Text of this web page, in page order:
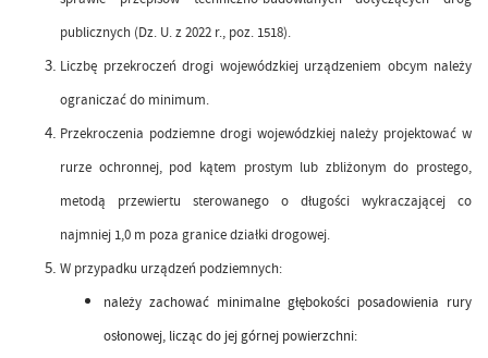
publicznych (Dz. U. z 2022 r., poz. 1518).
Liczbę przekroczeń drogi wojewódzkiej urządzeniem obcym należy
ograniczać do minimum.
Przekroczenia podziemne drogi wojewódzkiej należy projektować w
rurze ochronnej, pod kątem prostym lub zbliżonym do prostego,
metodą przewiertu sterowanego o długości wykraczającej co
najmniej 1,0 m poza granice działki drogowej.
W przypadku urządzeń podziemnych:
należy zachować minimalne głębokości posadowienia rury
osłonowej, licząc do jej górnej powierzchni: